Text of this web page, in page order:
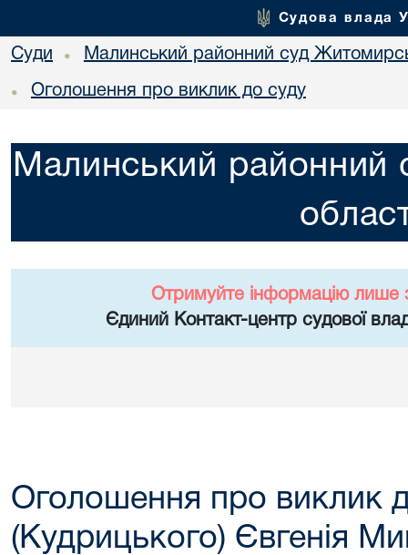
Судова влада
Суди • Малинський районний суд
• Оголошення про виклик до суду
Малинський районний
Отримуйте інформацію лише
Єдиний Контакт-центр судової
Оголошення про виклик
(Кудрицького) Євгенія